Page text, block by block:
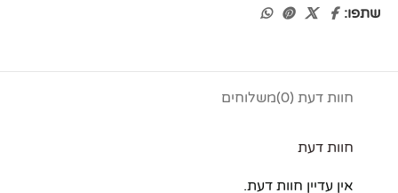
שתפו:
חוות דעת (0) משלוחים
חוות דעת
אין עדיין חוות דעת.